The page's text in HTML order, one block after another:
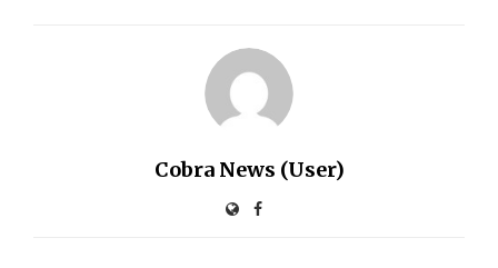
Cobra News (User)